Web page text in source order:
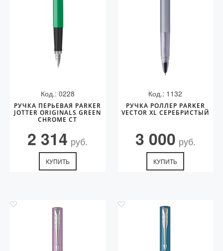
Код.: 0228
РУЧКА ПЕРЬЕВАЯ PARKER
JOTTER ORIGINALS GREEN
CHROME CT
2 314 руб.
КУПИТЬ
Код.: 1132
РУЧКА РОЛЛЕР PARKER
VECTOR XL СЕРЕБРИСТЫЙ
3 000 руб.
КУПИТЬ